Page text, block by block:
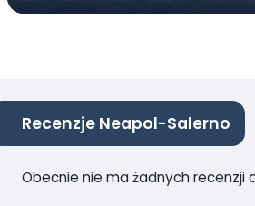
Recenzje Neapol-Salerno
Obecnie nie ma żadnych recenzji